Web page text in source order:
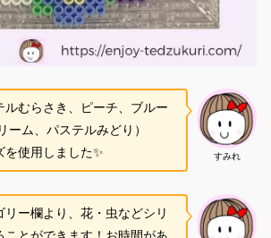
すみれ
ルむらさき、ピーチ、ブルー
ーム、パステルみどり）
使用しました✨
ー欄より、花・虫などシリ